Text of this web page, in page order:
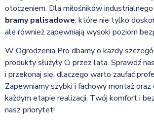
otoczeniem. Dla miłośników
bramy palisadowe, które nie tylko
ale również zapewniają wysoki poziom
W Ogrodzenia Pro dbamy o każdy
produkty służyły Ci przez lata. Sprawdź
i przekonaj się, dlaczego warto zaufać
Zapewniamy szybki i fachowy montaż
każdym etapie realizacji. Twój komfort i
nasz priorytet!